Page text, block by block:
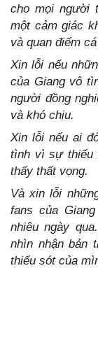
cho mọi người
một cảm giác
và quan điểm
Xin lỗi nếu
của Giang vô
người đồng
và khó chịu.
Xin lỗi nếu ai
tình vì sự thiếu
thấy thất vọng.
Và xin lỗi
fans của
nhiêu ngày
nhìn nhận bản
thiếu sót của